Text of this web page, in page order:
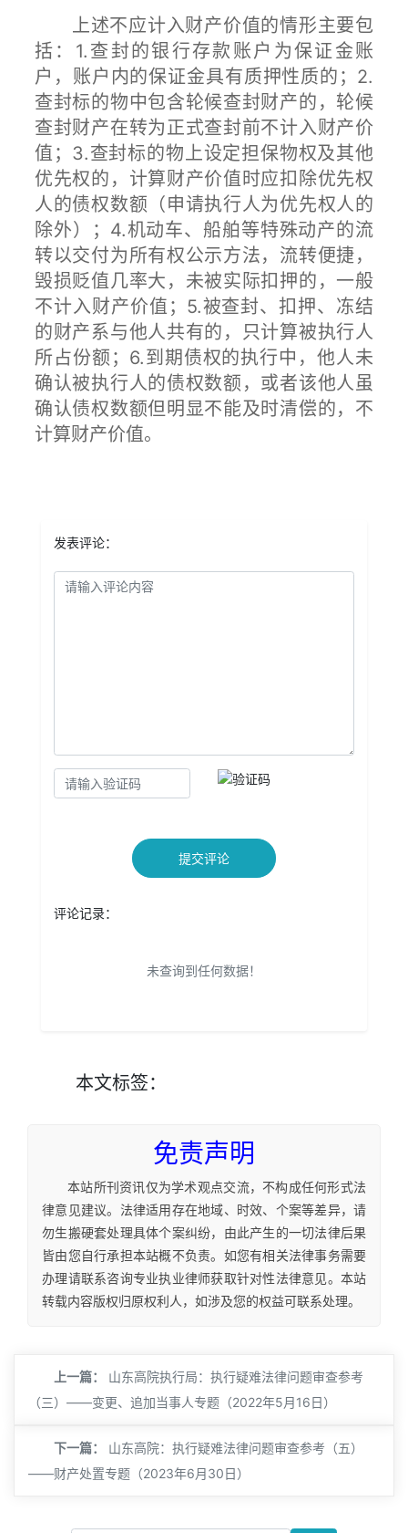
上述不应计入财产价值的情形主要包
括：1.查封的银行存款账户为保证金账
户，账户内的保证金具有质押性质的；2.
查封标的物中包含轮候查封财产的，轮候
查封财产在转为正式查封前不计入财产价
值；3.查封标的物上设定担保物权及其他
优先权的，计算财产价值时应扣除优先权
人的债权数额（申请执行人为优先权人的
除外）；4.机动车、船舶等特殊动产的流
转以交付为所有权公示方法，流转便捷，
毁损贬值几率大，未被实际扣押的，一般
不计入财产价值；5.被查封、扣押、冻结
的财产系与他人共有的，只计算被执行人
所占份额；6.到期债权的执行中，他人未
确认被执行人的债权数额，或者该他人虽
确认债权数额但明显不能及时清偿的，不
计算财产价值。
发表评论：
提交评论
评论记录：
未查询到任何数据！
本文标签：
免责声明
本站所刊资讯仅为学术观点交流，不构成任何形式法
律意见建议。法律适用存在地域、时效、个案等差异，请
勿生搬硬套处理具体个案纠纷，由此产生的一切法律后果
皆由您自行承担本站概不负责。如您有相关法律事务需要
办理请联系咨询专业执业律师获取针对性法律意见。本站
转载内容版权归原权利人，如涉及您的权益可联系处理。
上一篇：
山东高院执行局：执行疑难法律问题审查参考
（三）——变更、追加当事人专题（2022年5月16日）
下一篇：
山东高院：执行疑难法律问题审查参考（五）
——财产处置专题（2023年6月30日）